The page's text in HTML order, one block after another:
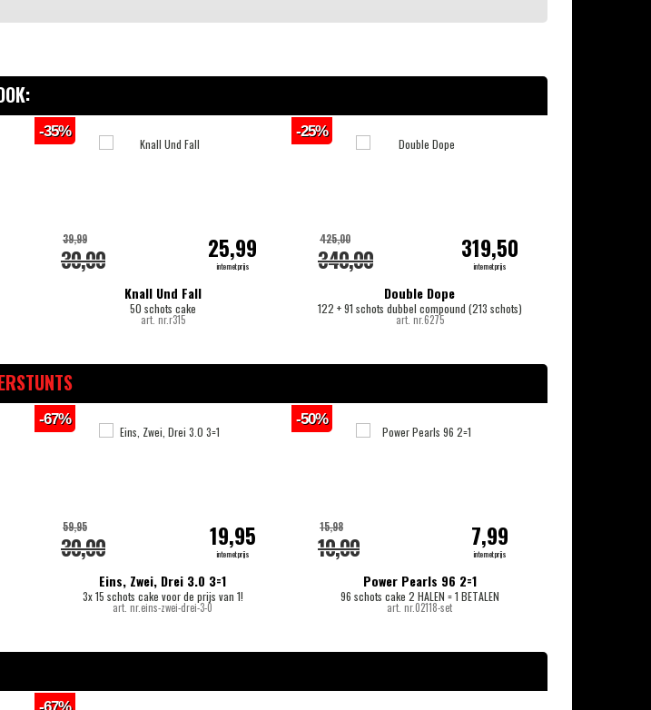
Knall Und Fall
50 schots cake
art. nr.r315
30,00
39,99 25,99
internetprijs
-35%
Double Dope
122 + 91 schots dubbel compound (213 schots)
art. nr.6275
340,00
425,00 319,50
internetprijs
-25%
Eins, Zwei, Drei 3.0 3=1
3x 15 schots cake voor de prijs van 1!
art. nr.eins-zwei-drei-3-0
30,00
59,95 19,95
internetprijs
-67%
Power Pearls 96 2=1
96 schots cake 2 HALEN = 1 BETALEN
art. nr.02118-set
10,00
15,98 7,99
internetprijs
-50%